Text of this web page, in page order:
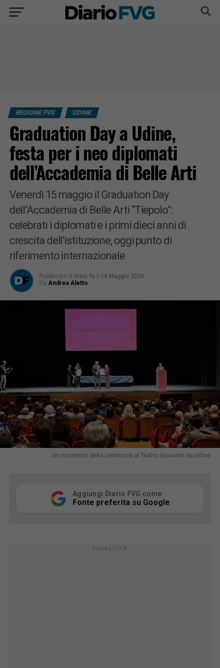
REGIONE FVG UDINE
Graduation Day a Udine,
festa per i neo diplomati
dell’Accademia di Belle Arti
Venerdì 15 maggio il Graduation Day
dell’Accademia di Belle Arti “Tiepolo”:
celebrati i diplomati e i primi dieci anni di
crescita dell’istituzione, oggi punto di
riferimento internazionale
Pubblicato 3 mesi fa il 18 Maggio 2026
Da Andrea Aletto
Un momento della cerimonia al Teatro Giovanni da Udine
Aggiungi Diario FVG come
Fonte preferita su Google